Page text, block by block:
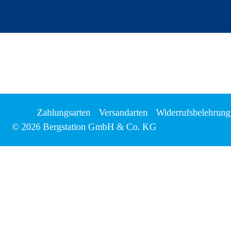
Zahlungsarten Versandarten Widerrufsbelehrung
© 2026 Bergstation GmbH & Co. KG